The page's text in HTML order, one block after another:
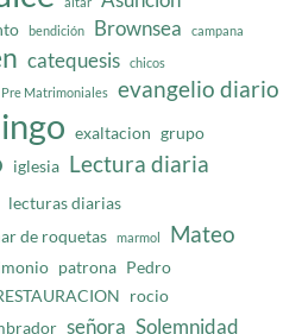
bendición Brownsea campana
catequesis chicos
Matrimoniales evangelio diario
exaltacion grupo
iglesia Lectura diaria
lecturas diarias
de roquetas marmol Mateo
patrona Pedro
rocio
señora Solemnidad